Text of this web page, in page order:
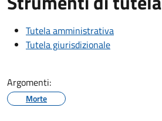
Tutela amministrativa
Tutela giurisdizionale
Argomenti:
Morte